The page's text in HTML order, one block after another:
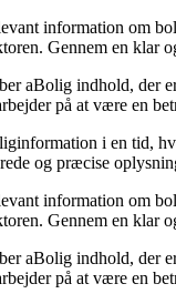
information om
Gennem en
aBolig indhold,
på at være en
i en tid,
og præcise
information om
Gennem en
aBolig indhold,
på at være en